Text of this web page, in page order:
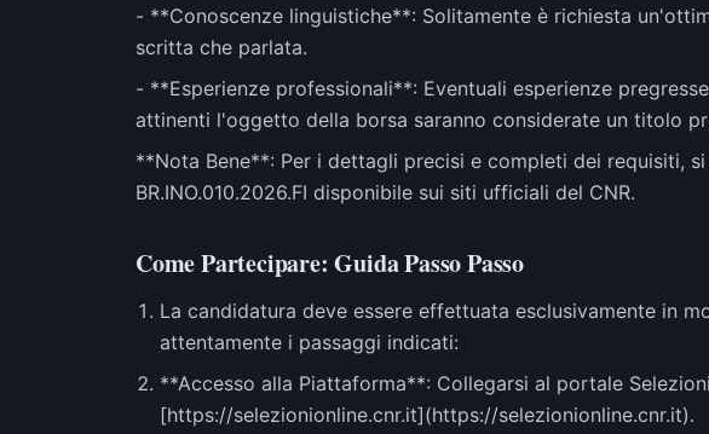
- **Conoscenze linguistiche**: Solitamente è richiesta
scritta che parlata.
- **Esperienze professionali**: Eventuali esperienze
attinenti l'oggetto della borsa saranno considerate un titolo
**Nota Bene**: Per i dettagli precisi e completi dei requisiti,
BR.INO.010.2026.FI disponibile sui siti ufficiali del CNR.
Come Partecipare: Guida Passo Passo
La candidatura deve essere effettuata esclusivamente in
attentamente i passaggi indicati:
**Accesso alla Piattaforma**: Collegarsi al portale
[https://selezionionline.cnr.it](https://selezionionline.cnr.it).